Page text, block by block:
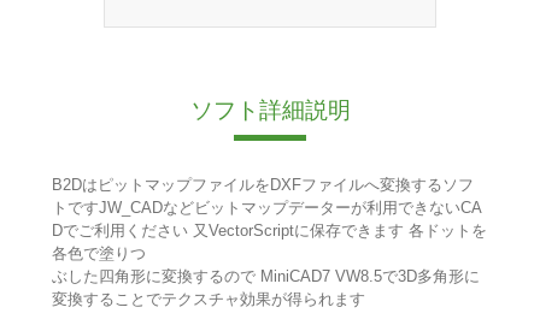
ソフト詳細説明
B2DはピットマップファイルをDXFファイルへ変換するソフ
トですJW_CADなどビットマップデーターが利用できないCA
Dでご利用ください 又VectorScriptに保存できます 各ドットを
各色で塗りつ
ぶした四角形に変換するので MiniCAD7 VW8.5で3D多角形に
変換することでテクスチャ効果が得られます